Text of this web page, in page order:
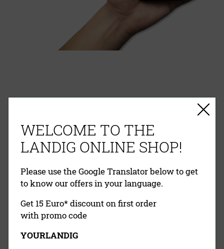
RECHNUNG VORKASSE PAYPAL
WELCOME TO THE
LANDIG ONLINE SHOP!
Please use the Google Translator below to get
to know our offers in your language.
Get 15 Euro* discount on first order
with promo code
YOURLANDIG